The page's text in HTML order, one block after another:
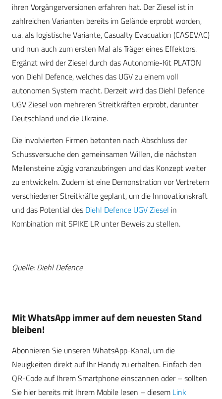
ihren Vorgängerversionen erfahren hat. Der Ziesel ist in
zahlreichen Varianten bereits im Gelände erprobt worden,
u.a. als logistische Variante, Casualty Evacuation (CASEVAC)
und nun auch zum ersten Mal als Träger eines Effektors.
Ergänzt wird der Ziesel durch das Autonomie-Kit PLATON
von Diehl Defence, welches das UGV zu einem voll
autonomen System macht. Derzeit wird das Diehl Defence
UGV Ziesel von mehreren Streitkräften erprobt, darunter
Deutschland und die Ukraine.
Die involvierten Firmen betonten nach Abschluss der
Schussversuche den gemeinsamen Willen, die nächsten
Meilensteine zügig voranzubringen und das Konzept weiter
zu entwickeln. Zudem ist eine Demonstration vor Vertretern
verschiedener Streitkräfte geplant, um die Innovationskraft
und das Potential des Diehl Defence UGV Ziesel in
Kombination mit SPIKE LR unter Beweis zu stellen.
Quelle: Diehl Defence
Mit WhatsApp immer auf dem neuesten Stand
bleiben!
Abonnieren Sie unseren WhatsApp-Kanal, um die
Neuigkeiten direkt auf Ihr Handy zu erhalten. Einfach den
QR-Code auf Ihrem Smartphone einscannen oder – sollten
Sie hier bereits mit Ihrem Mobile lesen – diesem Link